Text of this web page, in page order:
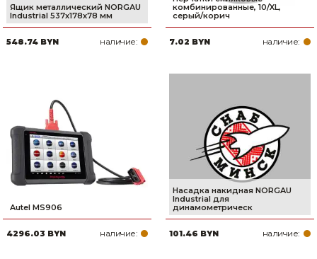
Ящик металлический NORGAU
Industrial 537х178х78 мм
548.74 BYN наличие:
комбинированные, 10/XL,
серый/корич
7.02 BYN наличие:
Autel MS906
4296.03 BYN наличие:
Насадка накидная NORGAU
Industrial для
динамометрическ
101.46 BYN наличие: